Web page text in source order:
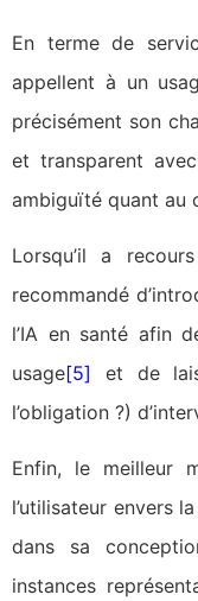
En terme de
appellent à un
précisément son
et transparent avec
ambiguïté quant au
Lorsqu’il a
recommandé
l’IA en santé afin
usage[5] et de
l’obligation ?)
Enfin, le meilleur
l’utilisateur envers
dans sa
instances